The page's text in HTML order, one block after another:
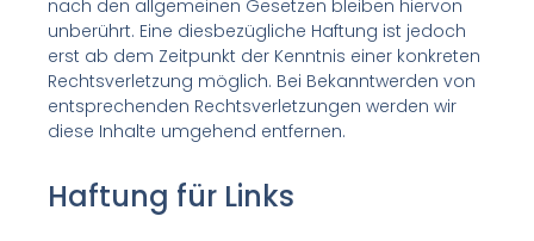
nach den allgemeinen Gesetzen bleiben hiervon
unberührt. Eine diesbezügliche Haftung ist jedoch
erst ab dem Zeitpunkt der Kenntnis einer konkreten
Rechtsverletzung möglich. Bei Bekanntwerden von
entsprechenden Rechtsverletzungen werden wir
diese Inhalte umgehend entfernen.
Haftung für Links